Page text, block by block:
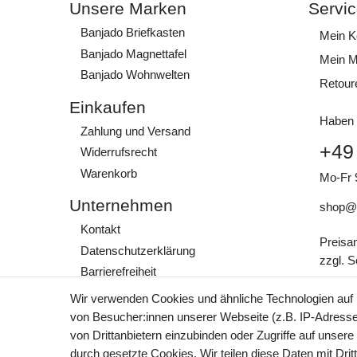
Unsere Marken
Banjado Briefkasten
Banjado Magnettafel
Banjado Wohnwelten
Einkaufen
Zahlung und Versand
Widerrufs­recht
Warenkorb
Unternehmen
Kontakt
Daten­schutz­erklärung
Barrierefreiheit
AGB
Impressum
Werde Teil unserer
Mein
Mein
Haben
Mo-Fr
zzgl.
Wir verwenden Cookies und ähnliche Technologien
von Besucher:innen unserer Webseite (z.B. IP-
von Drittanbietern einzubinden oder Zugriffe auf
durch gesetzte Cookies. Wir teilen diese Daten mit